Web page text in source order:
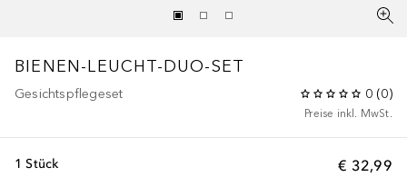
BIENEN-LEUCHT-DUO-SET
Gesichtspflegeset 0 (0)
Preise inkl. MwSt.
€ 32,99
1 Stück